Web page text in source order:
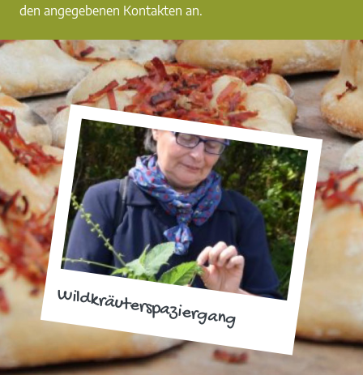
Wildkräuterspaziergang
den angegebenen Kontakten an.